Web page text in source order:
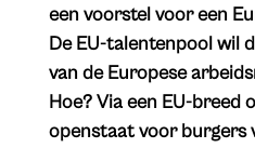
een voorstel voor een
De EU-talentenpool wil
van de Europese
Hoe? Via een EU-
openstaat voor burgers